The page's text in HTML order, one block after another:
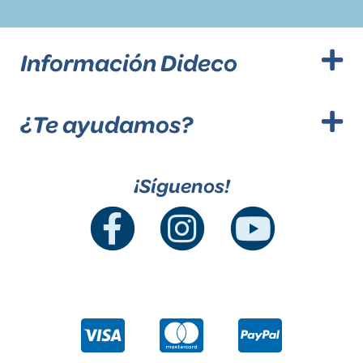
Información Dideco
¿Te ayudamos?
¡Síguenos!